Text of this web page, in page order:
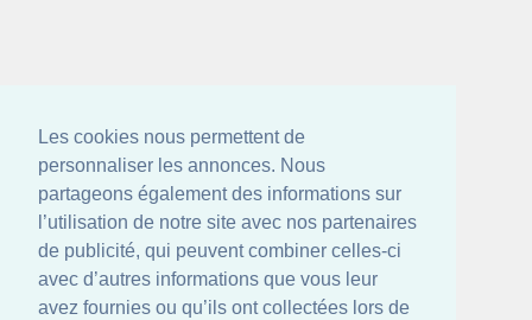
Les cookies nous permettent de
personnaliser les annonces. Nous
partageons également des informations sur
l’utilisation de notre site avec nos partenaires
de publicité, qui peuvent combiner celles-ci
avec d’autres informations que vous leur
avez fournies ou qu’ils ont collectées lors de